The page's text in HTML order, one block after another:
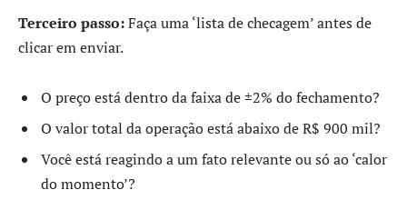
Terceiro passo:Faça uma ‘lista de checagem’ antes de
clicar em enviar.
O preço está dentro da faixa de ±2% do fechamento?
O valor total da operação está abaixo de R$ 900 mil?
Você está reagindo a um fato relevante ou só ao ‘calor
do momento’?